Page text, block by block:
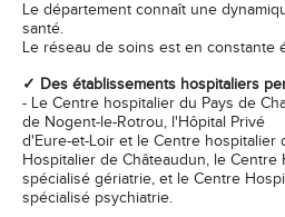
Le département connaît une
santé.
Le réseau de soins est en constante
✓ Des établissements hospitaliers
- Le Centre hospitalier du Pays de
de Nogent-le-Rotrou, l'Hôpital Privé
d'Eure-et-Loir et le Centre hospitalier
Hospitalier de Châteaudun, le
spécialisé gériatrie, et le Centre
spécialisé psychiatrie.